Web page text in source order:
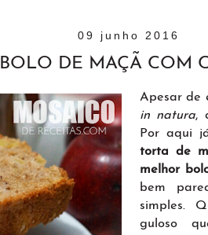
09 junho 2016
BOLO DE MAÇÃ COM
Apesar de
in natura,
Por aqui
torta de
melhor
bem
simples.
guloso